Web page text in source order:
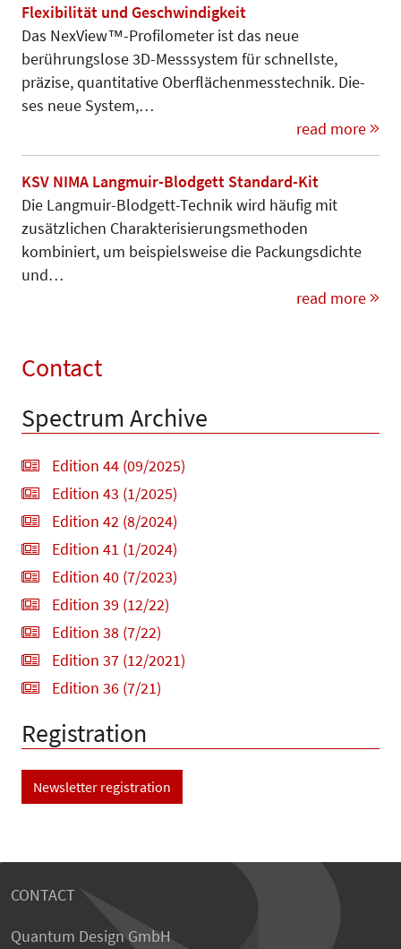
Flexibilität und Geschwindigkeit
Das NexView™-Profilometer ist das neue
berührungslose 3D-Messsystem für schnellste,
präzise, quantitative Oberflächenmesstechnik. Die­
ses neue System,…
read more
KSV NIMA Langmuir-Blodgett Standard-Kit
Die Langmuir-Blodgett-Technik wird häufig mit
zusätzlichen Charak­teri­sie­­rungsmethoden
kombiniert, um bei­­spiels­weise die Packungsdichte
und…
read more
Contact
Spectrum Archive
Edition 44 (09/2025)
Edition 43 (1/2025)
Edition 42 (8/2024)
Edition 41 (1/2024)
Edition 40 (7/2023)
Edition 39 (12/22)
Edition 38 (7/22)
Edition 37 (12/2021)
Edition 36 (7/21)
Registration
Newsletter registration
CONTACT
Quantum Design GmbH